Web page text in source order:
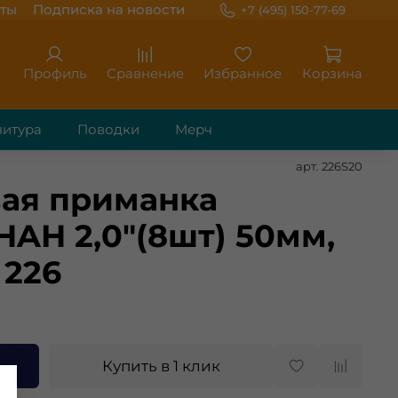
Подписка на новости +7 (495) 150-77-69
Профиль Сравнение Избранное Корзина
Поводки Мерч
арт. 226S20
приманка
2,0"(8шт) 50мм,
Купить в 1 клик